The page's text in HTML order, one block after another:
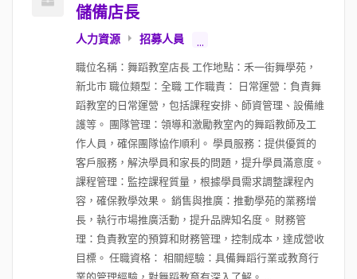
儲備店長
人力資源 招募人員 ...
職位名稱：舞蹈教室店長 工作地點：禾一街舞學苑，
新北市 職位類型：全職 工作職責： 日常運營：負責舞
蹈教室的日常運營，包括課程安排、師資管理、設備維
護等。 團隊管理：領導和激勵教室內的舞蹈教師及工
作人員，確保團隊協作順利。 學員服務：提供優質的
客戶服務，解決學員和家長的問題，提升學員滿意度。
課程管理：監控課程質量，根據學員需求調整課程內
容，確保教學效果。 銷售與推廣：推動學苑的業務增
長，執行市場推廣活動，提升品牌知名度。 財務管
理：負責教室的預算和財務管理，控制成本，達成營收
目標。 任職資格： 相關經驗：具備舞蹈行業或教育行